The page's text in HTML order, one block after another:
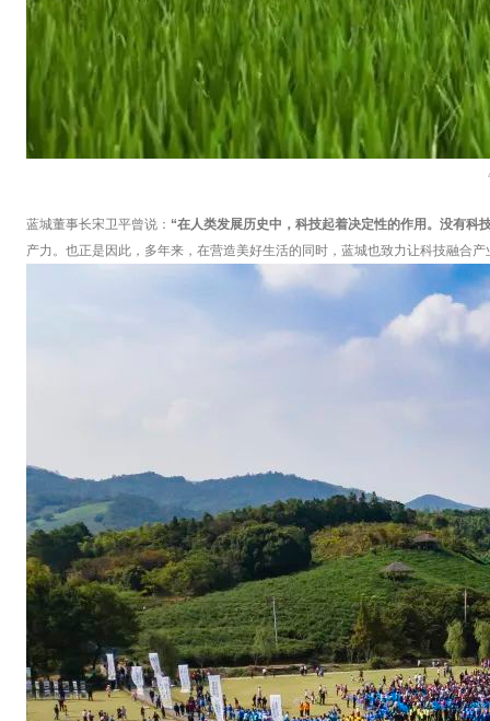
蓝城董事长宋卫平曾说： “在人类发展历史中，科技起着决定性的作用。没有科
产力。也正是因此，多年来，在营造美好生活的同时，蓝城也致力让科技融合